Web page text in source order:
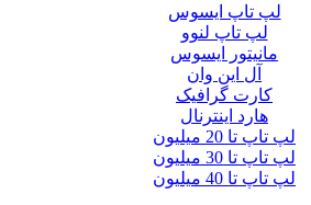
لپ تاپ ایسوس
لپ تاپ لنوو
مانیتور ایسوس
آل این وان
کارت گرافیک
هارد اینترنال
لپ تاپ تا 20 میلیون
لپ تاپ تا 30 میلیون
لپ تاپ تا 40 میلیون